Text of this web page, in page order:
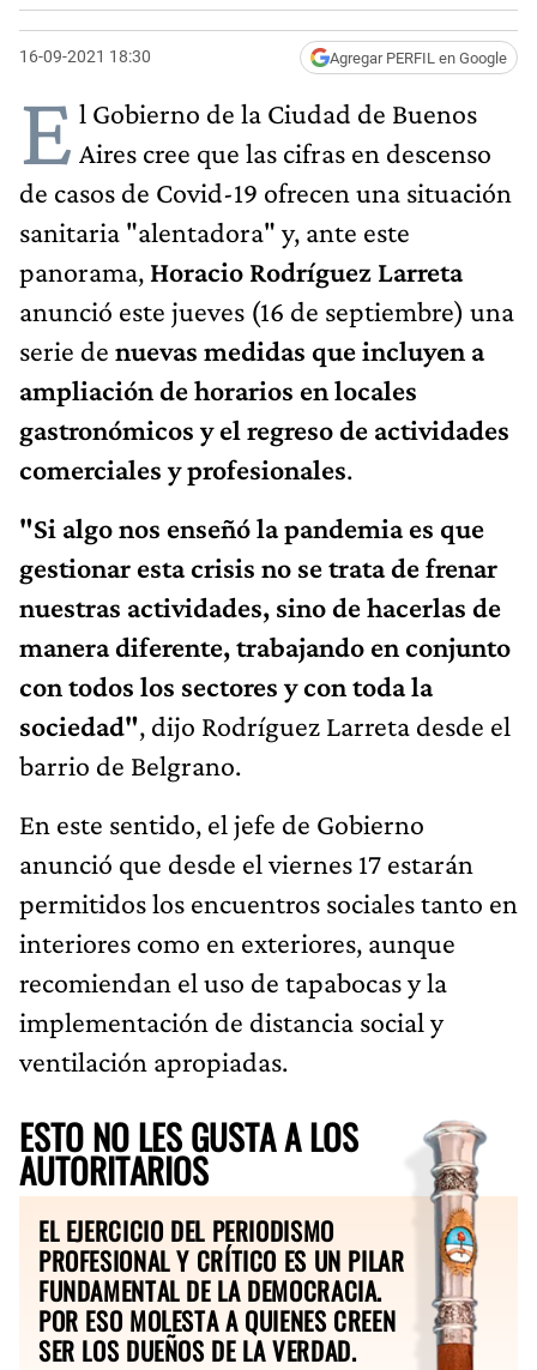
16-09-2021 18:30 Agregar PERFIL en Google
E l Gobierno de la Ciudad de Buenos
Aires cree que las cifras en descenso
de casos de Covid-19 ofrecen una situación
sanitaria "alentadora" y, ante este
panorama, Horacio Rodríguez Larreta
anunció este jueves (16 de septiembre) una
serie de nuevas medidas que incluyen a
ampliación de horarios en locales
gastronómicos y el regreso de actividades
comerciales y profesionales.
"Si algo nos enseñó la pandemia es que
gestionar esta crisis no se trata de frenar
nuestras actividades, sino de hacerlas de
manera diferente, trabajando en conjunto
con todos los sectores y con toda la
sociedad", dijo Rodríguez Larreta desde el
barrio de Belgrano.
En este sentido, el jefe de Gobierno
anunció que desde el viernes 17 estarán
permitidos los encuentros sociales tanto en
interiores como en exteriores, aunque
recomiendan el uso de tapabocas y la
implementación de distancia social y
ventilación apropiadas.
ESTO NO LES GUSTA A LOS
AUTORITARIOS
EL EJERCICIO DEL PERIODISMO
PROFESIONAL Y CRÍTICO ES UN PILAR
FUNDAMENTAL DE LA DEMOCRACIA.
POR ESO MOLESTA A QUIENES CREEN
SER LOS DUEÑOS DE LA VERDAD.